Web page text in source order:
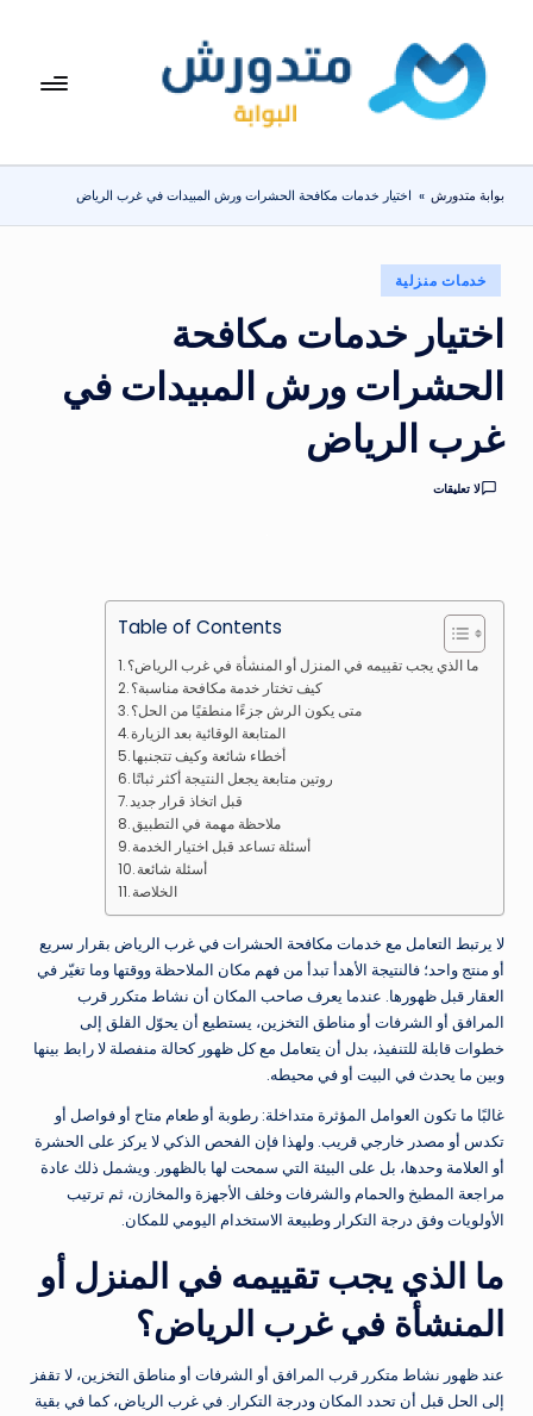
المحتوىبوا
مت
دو
ر
ش
تعرف
المنزلية
يومياً
بوابة متدورش » اختيار خدمات مكافحة الحشرات ورش المبيدات في غرب الرياض
في
خدمات منزلية
اختيار خدمات مكافحة
الحشرات ورش المبيدات في
غرب الرياض
لا تعليقات
Table of Contents
ما الذي يجب تقييمه في المنزل أو المنشأة في غرب الرياض؟
كيف تختار خدمة مكافحة مناسبة؟
متى يكون الرش جزءًا منطقيًا من الحل؟
المتابعة الوقائية بعد الزيارة
أخطاء شائعة وكيف تتجنبها
روتين متابعة يجعل النتيجة أكثر ثباتًا
قبل اتخاذ قرار جديد
ملاحظة مهمة في التطبيق
أسئلة تساعد قبل اختيار الخدمة
أسئلة شائعة
الخلاصة
لا يرتبط التعامل مع خدمات مكافحة الحشرات في غرب الرياض بقرار سريع
أو منتج واحد؛ فالنتيجة الأهدأ تبدأ من فهم مكان الملاحظة ووقتها وما تغيّر في
العقار قبل ظهورها. عندما يعرف صاحب المكان أن نشاط متكرر قرب
المرافق أو الشرفات أو مناطق التخزين، يستطيع أن يحوّل القلق إلى
خطوات قابلة للتنفيذ، بدل أن يتعامل مع كل ظهور كحالة منفصلة لا رابط بينها
وبين ما يحدث في البيت أو في محيطه.
غالبًا ما تكون العوامل المؤثرة متداخلة: رطوبة أو طعام متاح أو فواصل أو
تكدس أو مصدر خارجي قريب. ولهذا فإن الفحص الذكي لا يركز على الحشرة
أو العلامة وحدها، بل على البيئة التي سمحت لها بالظهور. ويشمل ذلك عادة
مراجعة المطبخ والحمام والشرفات وخلف الأجهزة والمخازن، ثم ترتيب
الأولويات وفق درجة التكرار وطبيعة الاستخدام اليومي للمكان.
ما الذي يجب تقييمه في المنزل أو
المنشأة في غرب الرياض؟
عند ظهور نشاط متكرر قرب المرافق أو الشرفات أو مناطق التخزين، لا تقفز
إلى الحل قبل أن تحدد المكان ودرجة التكرار. في غرب الرياض، كما في بقية